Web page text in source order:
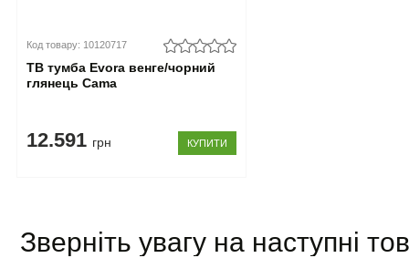
Код товару: 10120717
ТВ тумба Evora венге/чорний
глянець Cama
12.591 грн КУПИТИ
Зверніть увагу на наступні